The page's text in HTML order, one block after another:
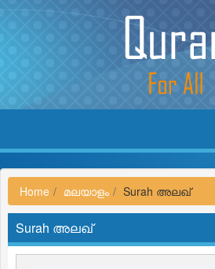
Home മലയാളം Surah അലഖ്
Surah അലഖ്